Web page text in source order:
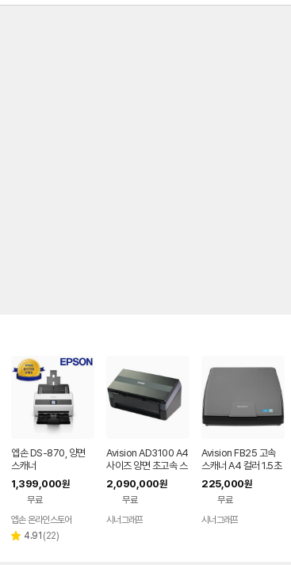
엡손 DS-870, 양면
스캐너
1,399,000원
무료
엡손 온라인스토어
별 4.91 리
(22)
Avision AD3100 A4
사이즈 양면 초고속 스
캐너 100ppm/200i
pm
2,090,000원
무료
시너그래프
Avision FB25 고속
스캐너 A4 컬러 1.5초
225,000원
무료
시너그래프